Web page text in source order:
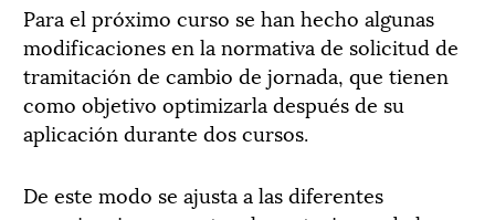
Para el próximo curso se han hecho algunas
modificaciones en la normativa de solicitud de
tramitación de cambio de jornada, que tienen
como objetivo optimizarla después de su
aplicación durante dos cursos.
De este modo se ajusta a las diferentes